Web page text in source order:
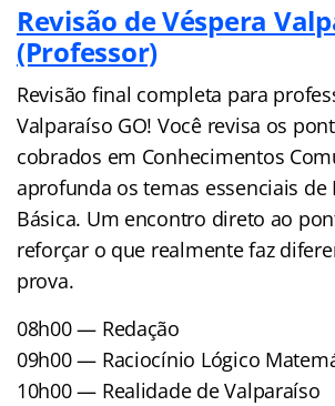
Revisão de Véspera
(Professor)
Revisão final completa para
Valparaíso GO! Você revisa os
cobrados em Conhecimentos
aprofunda os temas essenciais de
Básica. Um encontro direto ao
reforçar o que realmente faz
prova.
08h00 — Redação
09h00 — Raciocínio Lógico
10h00 — Realidade de Valparaíso